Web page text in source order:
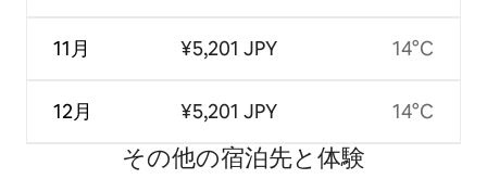
11月
12月
¥5,201 JPY
¥5,201 JPY
14°C
14°C
その他の宿⁠泊⁠先と体⁠験